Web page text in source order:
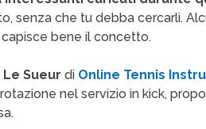
senza che tu debba cercarli.
bene il concetto.
Le Sueur di Online Tennis
nel servizio in kick,